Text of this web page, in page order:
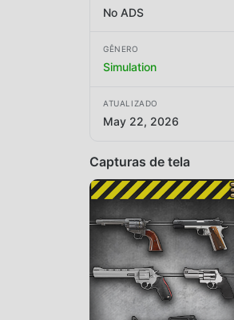
No ADS
GÊNERO
Simulation
ATUALIZADO
May 22, 2026
Capturas de tela